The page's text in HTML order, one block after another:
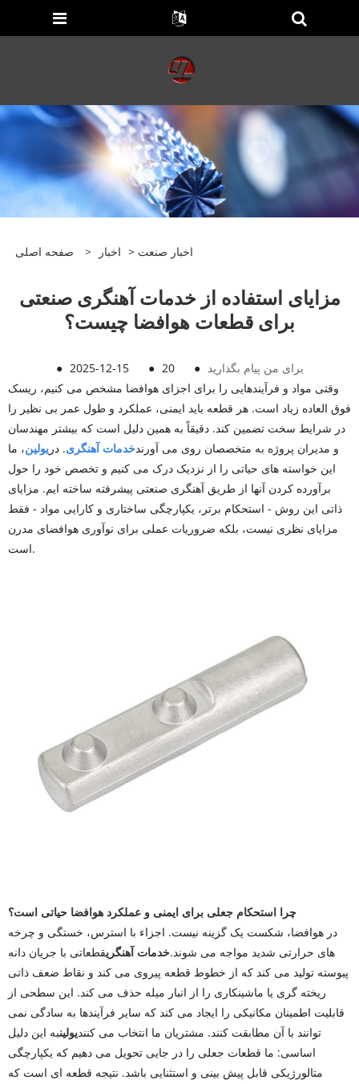
صفحه اصلی > اخبار > اخبار صنعت
مزایای استفاده از خدمات آهنگری صنعتی
برای قطعات هوافضا چیست؟
● 2025-12-15 ● 20 ● برای من پیام بگذارید
وقتی مواد و فرآیندهایی را برای اجزای هوافضا مشخص می کنیم، ریسک
فوق العاده زیاد است. هر قطعه باید ایمنی، عملکرد و طول عمر بی نظیر را
در شرایط سخت تضمین کند. دقیقاً به همین دلیل است که بیشتر مهندسان
و مدیران پروژه به متخصصان روی می آورندخدمات آهنگری. در یولین، ما
این خواسته های حیاتی را از نزدیک درک می کنیم و تخصص خود را حول
برآورده کردن آنها از طریق آهنگری صنعتی پیشرفته ساخته ایم. مزایای
ذاتی این روش - استحکام برتر، یکپارچگی ساختاری و کارایی مواد - فقط
مزایای نظری نیست، بلکه ضروریات عملی برای نوآوری هوافضای مدرن
است.
چرا استحکام جعلی برای ایمنی و عملکرد هوافضا حیاتی است؟
در هوافضا، شکست یک گزینه نیست. اجزاء با استرس، خستگی و چرخه
های حرارتی شدید مواجه می شوند.خدمات آهنگریقطعاتی با جریان دانه
پیوسته تولید می کند که از خطوط قطعه پیروی می کند و نقاط ضعف ذاتی
ریخته گری یا ماشینکاری را از انبار میله حذف می کند. این سطحی از
قابلیت اطمینان مکانیکی را ایجاد می کند که سایر فرآیندها به سادگی نمی
توانند با آن مطابقت کنند. مشتریان ما انتخاب می کنندیولینبه این دلیل
اساسی: ما قطعات جعلی را در جایی تحویل می دهیم که یکپارچگی
متالورژیکی قابل پیش بینی و استثنایی باشد. نتیجه قطعه ای است که